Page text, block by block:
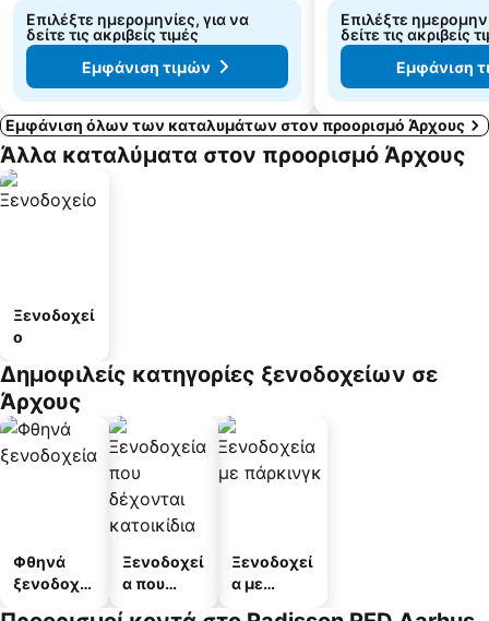
Επιλέξτε ημερομηνίες, για να
δείτε τις ακριβείς τιμές
Εμφάνιση τιμών
Επιλέξτε
δείτε τις ακριβείς
Εμφάνιση
Εμφάνιση όλων των καταλυμάτων στον προορισμό Άρχους
Άλλα καταλύματα στον προορισμό Άρχους
Ξενοδοχεί
ο
Δημοφιλείς κατηγορίες ξενοδοχείων σε
Άρχους
Φθηνά
ξενοδοχεί
Ξενοδοχεί
α που
Ξενοδοχεί
α με